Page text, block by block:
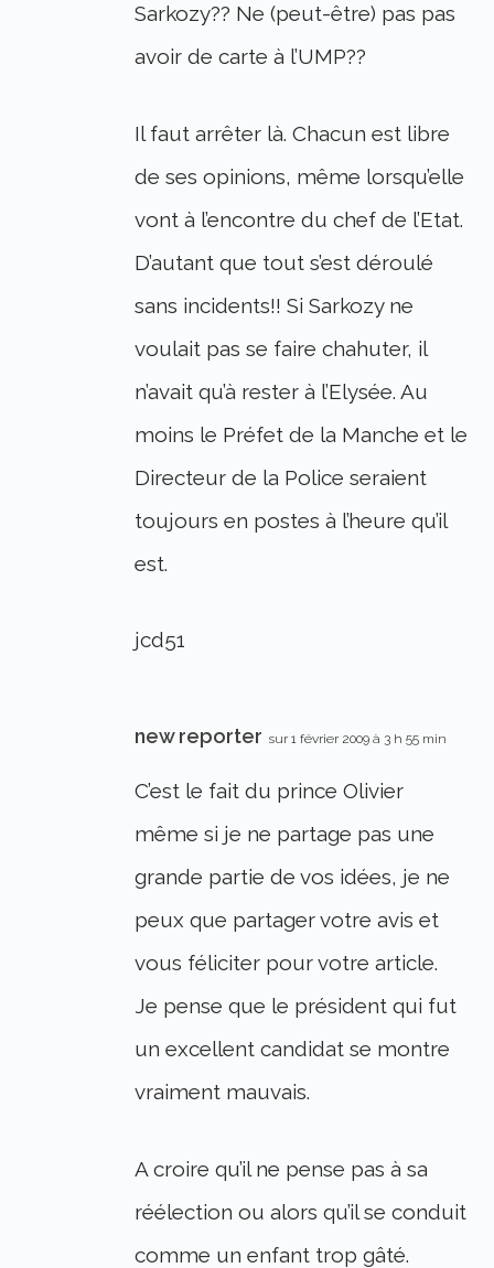
Sarkozy?? Ne (peut-être) pas pas
avoir de carte à l’UMP??
Il faut arrêter là. Chacun est libre
de ses opinions, même lorsqu’elle
vont à l’encontre du chef de l’Etat.
D’autant que tout s’est déroulé
sans incidents!! Si Sarkozy ne
voulait pas se faire chahuter, il
n’avait qu’à rester à l’Elysée. Au
moins le Préfet de la Manche et le
Directeur de la Police seraient
toujours en postes à l’heure qu’il
est.
jcd51
new reporter sur 1 février 2009 à 3 h 55 min
C’est le fait du prince Olivier
même si je ne partage pas une
grande partie de vos idées, je ne
peux que partager votre avis et
vous féliciter pour votre article.
Je pense que le président qui fut
un excellent candidat se montre
vraiment mauvais.
A croire qu’il ne pense pas à sa
réélection ou alors qu’il se conduit
comme un enfant trop gâté.